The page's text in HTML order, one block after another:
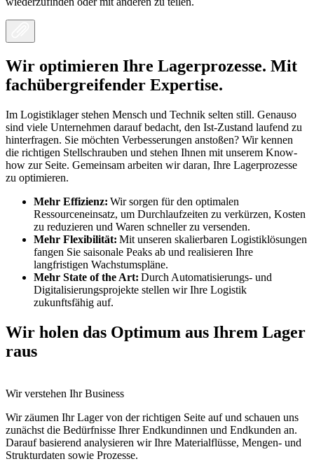
Wir optimieren Ihre Lagerprozesse. Mit
fachübergreifender Expertise.
Im Logistiklager stehen Mensch und Technik selten still. Genauso
sind viele Unternehmen darauf bedacht, den Ist-Zustand laufend zu
hinterfragen. Sie möchten Verbesserungen anstoßen? Wir kennen
die richtigen Stellschrauben und stehen Ihnen mit unserem Know-
how zur Seite. Gemeinsam arbeiten wir daran, Ihre Lagerprozesse
zu optimieren.
Mehr Effizienz: Wir sorgen für den optimalen
Ressourceneinsatz, um Durchlaufzeiten zu verkürzen, Kosten
zu reduzieren und Waren schneller zu versenden.
Mehr Flexibilität: Mit unseren skalierbaren Logistiklösungen
fangen Sie saisonale Peaks ab und realisieren Ihre
langfristigen Wachstumspläne.
Mehr State of the Art: Durch Automatisierungs- und
Digitalisierungsprojekte stellen wir Ihre Logistik
zukunftsfähig auf.
Wir holen das Optimum aus Ihrem Lager
raus
Wir verstehen Ihr Business
Wir zäumen Ihr Lager von der richtigen Seite auf und schauen uns
zunächst die Bedürfnisse Ihrer Endkundinnen und Endkunden an.
Darauf basierend analysieren wir Ihre Materialflüsse, Mengen- und
Strukturdaten sowie Prozesse.